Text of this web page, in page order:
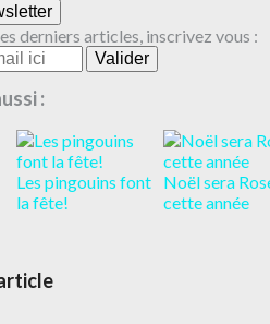
derniers articles, inscrivez vous :
:
Les pingouins font
la fête!
Noël sera
cette année